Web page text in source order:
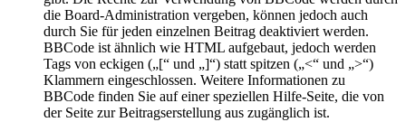
die Board-Administration vergeben, können jedoch auch
durch Sie für jeden einzelnen Beitrag deaktiviert werden.
BBCode ist ähnlich wie HTML aufgebaut, jedoch werden
Tags von eckigen („[“ und „]“) statt spitzen („<“ und „>“)
Klammern eingeschlossen. Weitere Informationen zu
BBCode finden Sie auf einer speziellen Hilfe-Seite, die von
der Seite zur Beitragserstellung aus zugänglich ist.